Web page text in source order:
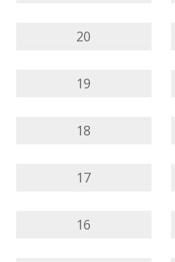
20
19
18
17
16